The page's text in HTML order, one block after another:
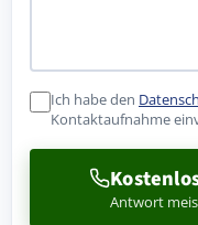
Ich habe den
Kontaktaufnahme
Antwort